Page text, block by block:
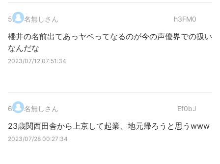
5. 名無しさん h3FM0
櫻井の名前出てあっヤベってなるのが今の声優界での扱い
なんだな
2023/07/12 07:51:34
6. 名無しさん Ef0bJ
23歳関西田舎から上京して起業、地元帰ろうと思うwww
2023/07/28 00:27:34